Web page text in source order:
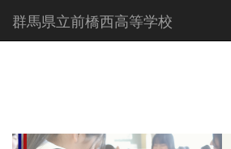
群馬県立前橋西高等学校